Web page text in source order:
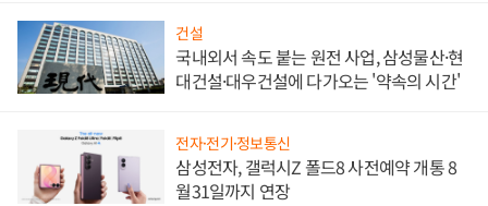
건설
국내외서 속도 붙는 원전 사업, 삼성물산·현
대건설·대우건설에 다가오는 '약속의 시간'
전자·전기·정보통신
삼성전자, 갤럭시Z 폴드8 사전예약 개통 8
월31일까지 연장